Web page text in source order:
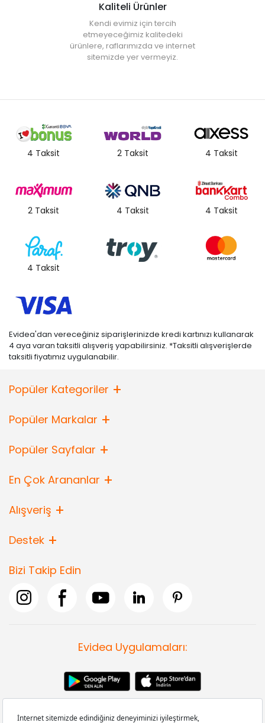
Kaliteli Ürünler
Kendi evimiz için tercih
etmeyeceğimiz kalitedeki
ürünlere, raflarımızda ve internet
sitemizde yer vermeyiz.
4 Taksit 2 Taksit 4 Taksit
2 Taksit 4 Taksit 4 Taksit
4 Taksit
Evidea'dan vereceğiniz siparişlerinizde kredi kartınızı kullanarak
4 aya varan taksitli alışveriş yapabilirsiniz. *Taksitli alışverişlerde
taksitli fiyatımız uygulanabilir.
Popüler Kategoriler
Popüler Markalar
Popüler Sayfalar
En Çok Arananlar
Alışveriş
Destek
Bizi Takip Edin
Evidea Uygulamaları: